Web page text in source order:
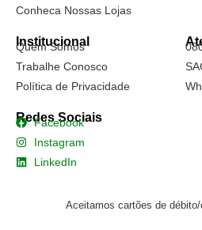
Conheca Nossas Lojas
Institucional
Quem Somos
Trabalhe Conosco
Política de Privacidade
Redes Sociais
Facebook
Instagram
LinkedIn
Aceitamos cartões de